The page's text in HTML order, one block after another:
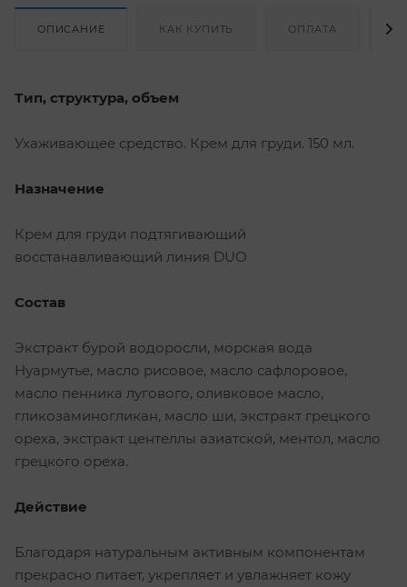
ОПИСАНИЕ КАК КУПИТЬ ОПЛАТА
Тип, структура, объем
Ухаживающее средство. Крем для груди. 150 мл.
Назначение
Крем для груди подтягивающий
восстанавливающий линия DUO
Состав
Экстракт бурой водоросли, морская вода
Нуармутье, масло рисовое, масло сафлоровое,
масло пенника лугового, оливковое масло,
гликозаминогликан, масло ши, экстракт грецкого
ореха, экстракт центеллы азиатской, ментол, масло
грецкого ореха.
Действие
Благодаря натуральным активным компонентам
прекрасно питает, укрепляет и увлажняет кожу